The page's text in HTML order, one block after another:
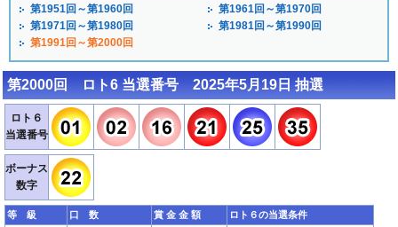
第1951回～第1960回
第1961回～第1970回
第1971回～第1980回
第1981回～第1990回
第1991回～第2000回
第2000回 ロト6 当選番号 2025年5月19日 抽選
ロト６
当選番号
ボーナス
数字
等 級 口 数 賞 金 金 額
ロト６の当選条件